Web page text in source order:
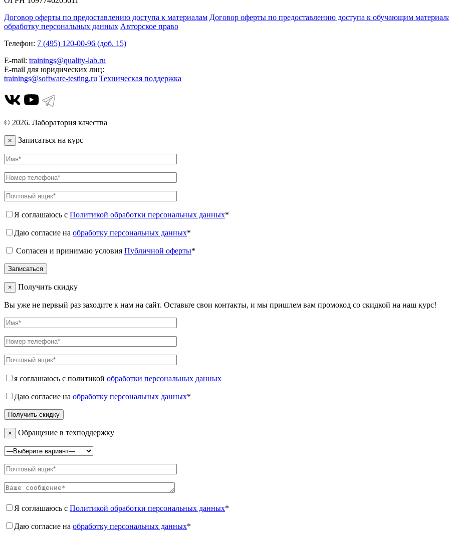
Договор оферты по предоставлению доступа к материалам Договор оферты по предоставлению доступа к обучающим
обработку персональных данных Авторское право
Телефон: 7 (495) 120-00-96 (доб. 15)
E-mail: trainings@quality-lab.ru
E-mail для юридических лиц:
trainings@software-testing.ru Техническая поддержка
© 2026. Лаборатория качества
× Записаться на курс
Я соглашаюсь с Политикой обработки персональных данных*
Даю согласие на обработку персональных данных*
Согласен и принимаю условия Публичной оферты*
× Получить скидку
Вы уже не первый раз заходите к нам на сайт. Оставьте свои контакты, и мы пришлем вам промокод со скидкой на наш курс!
я соглашаюсь с политикой обработки персональных данных
Даю согласие на обработку персональных данных*
× Обращение в техподдержку
Я соглашаюсь с Политикой обработки персональных данных*
Даю согласие на обработку персональных данных*